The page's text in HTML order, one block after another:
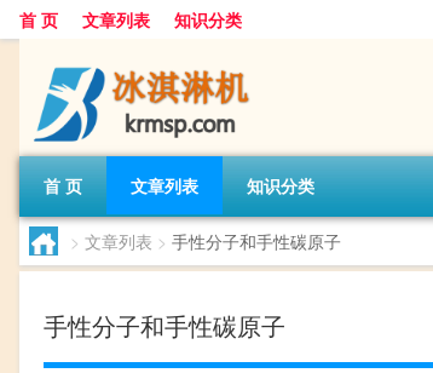
首 页 文章列表 知识分类
首 页 文章列表 知识分类
> 文章列表 > 手性分子和手性碳原子
手性分子和手性碳原子